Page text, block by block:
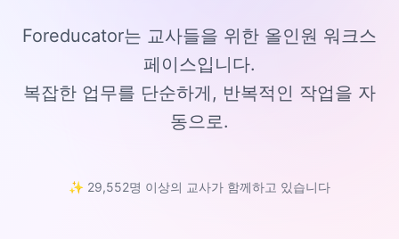
Foreducator는 교사들을 위한 올인원 워크스
페이스입니다.
복잡한 업무를 단순하게, 반복적인 작업을 자
동으로.
✨ 29,552명 이상의 교사가 함께하고 있습니다